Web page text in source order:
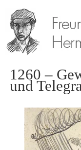
1260 –
und